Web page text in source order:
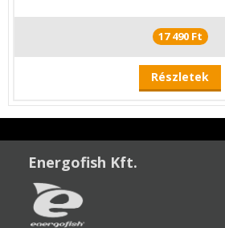
17 490 Ft
Részletek
Energofish Kft.